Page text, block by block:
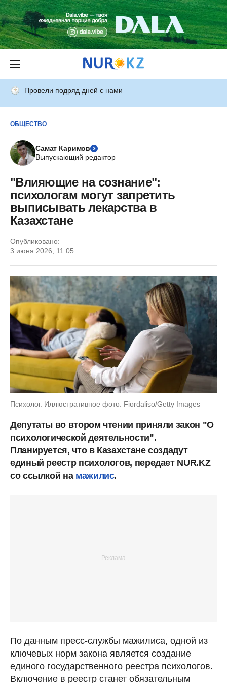
Провели подряд дней с нами
ОБЩЕСТВО
Самат Каримов
Выпускающий редактор
"Влияющие на сознание":
психологам могут запретить
выписывать лекарства в
Казахстане
Опубликовано:
3 июня 2026, 11:05
Психолог. Иллюстративное фото: Fiordaliso/Getty Images
Депутаты во втором чтении приняли закон "О
психологической деятельности".
Планируется, что в Казахстане создадут
единый реестр психологов, передает NUR.KZ
со ссылкой намажилис.
По данным пресс-службы мажилиса, одной из
ключевых норм закона является создание
единого государственного реестра психологов.
Включение в реестр станет обязательным